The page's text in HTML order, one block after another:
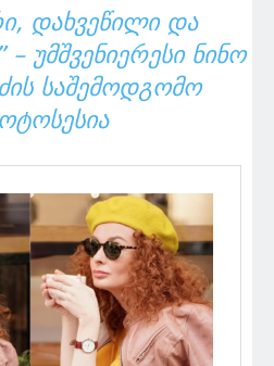
ᲓᲐᲮᲕᲔᲬᲘᲚᲘ ᲓᲐ
– ᲣᲛᲨᲕᲔᲜᲘᲔᲠᲔᲡᲘ ᲜᲘᲜᲝ
ᲡᲐᲨᲔᲛᲝᲓᲒᲝᲛᲝ